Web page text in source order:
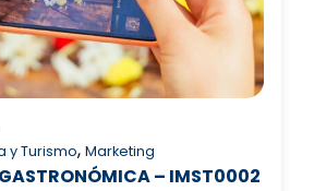
y Turismo, Marketing
– IMST0002